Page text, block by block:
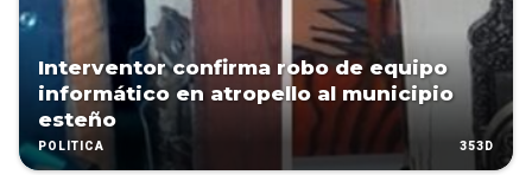
Interventor confirma robo de equipo
informático en atropello al municipio
esteño
POLÍTICA 353D